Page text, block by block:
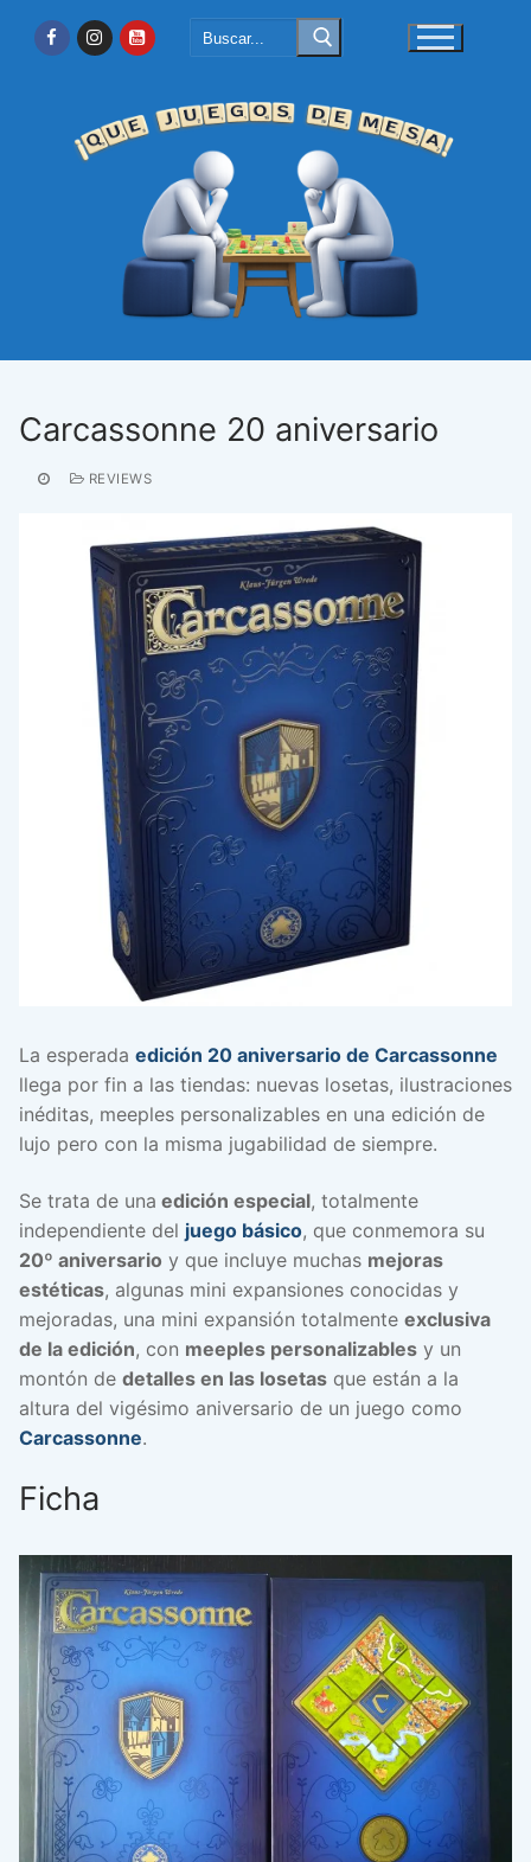
Buscar:
Carcassonne 20 aniversario
REVIEWS
La esperada edición 20 aniversario de Carcassonne
llega por fin a las tiendas: nuevas losetas, ilustraciones
inéditas, meeples personalizables en una edición de
lujo pero con la misma jugabilidad de siempre.
Se trata de una edición especial, totalmente
independiente del juego básico, que conmemora su
20º aniversario y que incluye muchas mejoras
estéticas, algunas mini expansiones conocidas y
mejoradas, una mini expansión totalmente exclusiva
de la edición, con meeples personalizables y un
montón de detalles en las losetas que están a la
altura del vigésimo aniversario de un juego como
Carcassonne.
Ficha